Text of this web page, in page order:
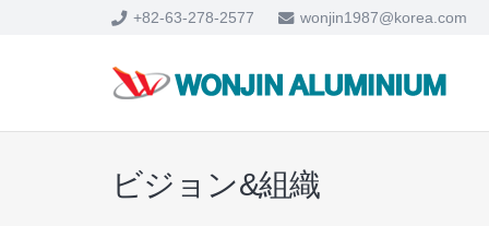
+82-63-278-2577 wonjin1987@korea.com
ビジョン&組織